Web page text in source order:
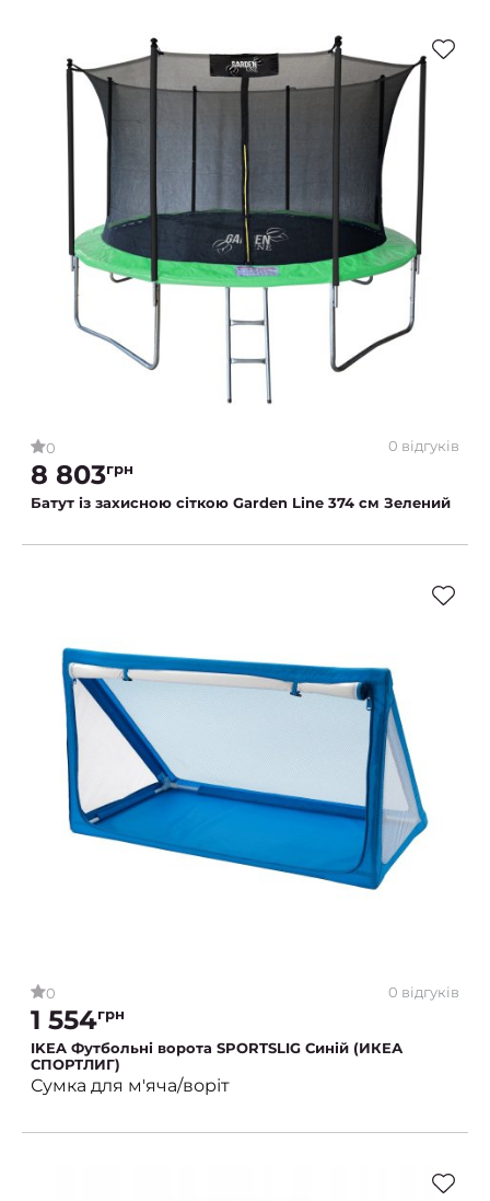
0 0 відгуків
8 803грн
Батут із захисною сіткою Garden Line 374 см Зелений
0 0 відгуків
1 554грн
IKEA Футбольні ворота SPORTSLIG Синій (ИКЕА
СПОРТЛИГ)
Сумка для м'яча/воріт